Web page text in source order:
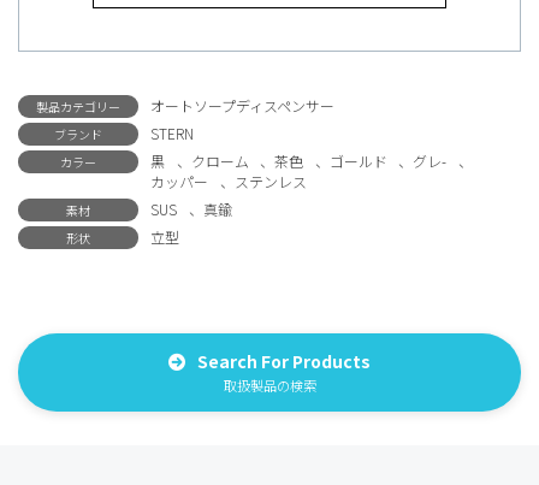
製品カテゴリー オートソープディスペンサー
ブランド STERN
カラー 黒 、 クローム 、茶色 、 ゴールド 、 グレ-
、
カッパー
、 ステンレス
素材 SUS 、 真鍮
形状 立型
Search For Products
取扱製品の検索